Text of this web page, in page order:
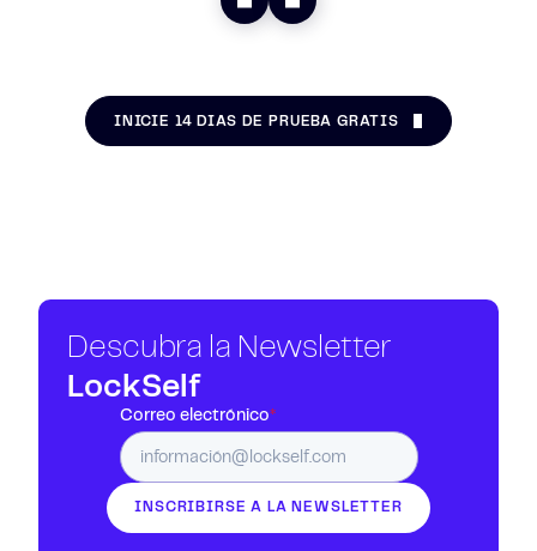
INICIE 14 DÍAS DE PRUEBA GRATIS
Descubra la Newsletter
LockSelf
Correo electrónico*
INSCRIBIRSE A LA NEWSLETTER